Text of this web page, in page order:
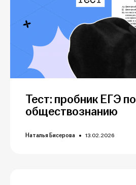
Тест: пробник ЕГЭ по
обществознанию
Наталья Бисерова 13.02.2026